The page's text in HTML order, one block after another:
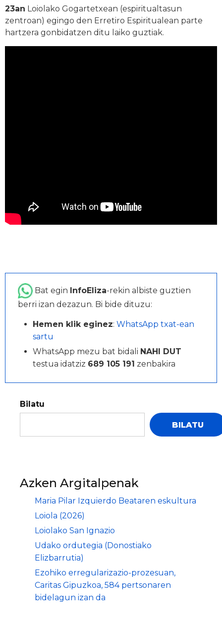
23an Loiolako Gogartetxean (espiritualtasun
zentroan) egingo den Erretiro Espiritualean parte
hartzera gonbidatzen ditu laiko guztiak.
Bat egin InfoEliza-rekin albiste guztien
berri izan dezazun. Bi bide dituzu:
Hemen klik eginez: WhatsApp txat-ean
sartu
WhatsApp mezu bat bidali NAHI DUT
testua idatziz 689 105 191 zenbakira
Bilatu
BILATU
Azken Argitalpenak
Maria Pilar Izquierdo Beataren eskultura
Loiola (2026)
Loiolako San Ignazio
Udako ordutegia (Donostiako
Elizbarrutia)
Ezohiko erregularizazio-prozesuan,
Caritas Gipuzkoa, 584 pertsonaren
bidelagun izan da